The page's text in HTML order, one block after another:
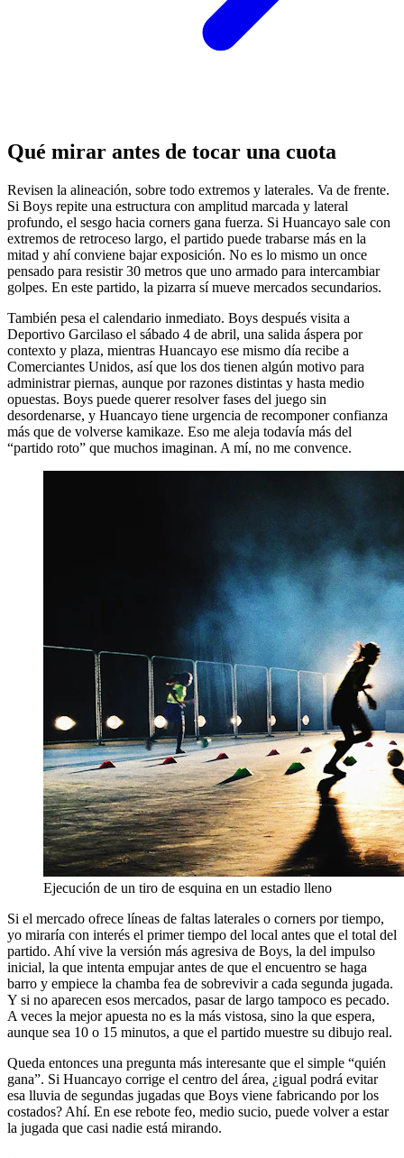
Qué mirar antes de tocar una cuota
Revisen la alineación, sobre todo extremos y laterales. Va de frente.
Si Boys repite una estructura con amplitud marcada y lateral
profundo, el sesgo hacia corners gana fuerza. Si Huancayo sale con
extremos de retroceso largo, el partido puede trabarse más en la
mitad y ahí conviene bajar exposición. No es lo mismo un once
pensado para resistir 30 metros que uno armado para intercambiar
golpes. En este partido, la pizarra sí mueve mercados secundarios.
También pesa el calendario inmediato. Boys después visita a
Deportivo Garcilaso el sábado 4 de abril, una salida áspera por
contexto y plaza, mientras Huancayo ese mismo día recibe a
Comerciantes Unidos, así que los dos tienen algún motivo para
administrar piernas, aunque por razones distintas y hasta medio
opuestas. Boys puede querer resolver fases del juego sin
desordenarse, y Huancayo tiene urgencia de recomponer confianza
más que de volverse kamikaze. Eso me aleja todavía más del
“partido roto” que muchos imaginan. A mí, no me convence.
Ejecución de un tiro de esquina en un estadio lleno
Si el mercado ofrece líneas de faltas laterales o corners por tiempo,
yo miraría con interés el primer tiempo del local antes que el total del
partido. Ahí vive la versión más agresiva de Boys, la del impulso
inicial, la que intenta empujar antes de que el encuentro se haga
barro y empiece la chamba fea de sobrevivir a cada segunda jugada.
Y si no aparecen esos mercados, pasar de largo tampoco es pecado.
A veces la mejor apuesta no es la más vistosa, sino la que espera,
aunque sea 10 o 15 minutos, a que el partido muestre su dibujo real.
Queda entonces una pregunta más interesante que el simple “quién
gana”. Si Huancayo corrige el centro del área, ¿igual podrá evitar
esa lluvia de segundas jugadas que Boys viene fabricando por los
costados? Ahí. En ese rebote feo, medio sucio, puede volver a estar
la jugada que casi nadie está mirando.